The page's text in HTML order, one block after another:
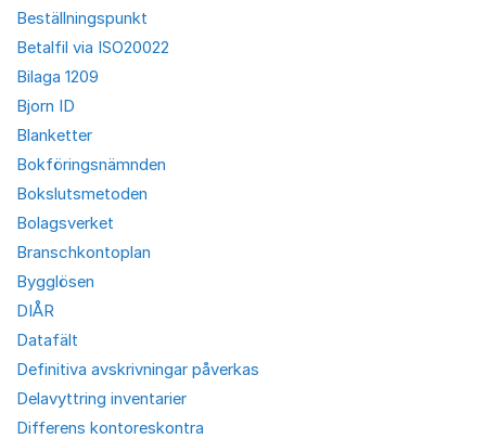
Beställningspunkt
Betalfil via ISO20022
Bilaga 1209
Bjorn ID
Blanketter
Bokföringsnämnden
Bokslutsmetoden
Bolagsverket
Branschkontoplan
Bygglösen
DIÅR
Datafält
Definitiva avskrivningar påverkas
Delavyttring inventarier
Differens kontoreskontra